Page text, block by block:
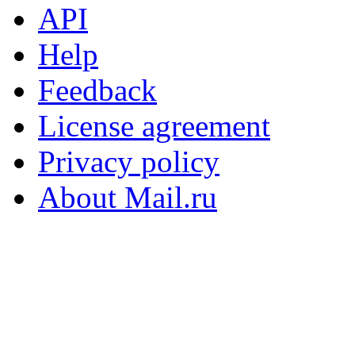
API
Help
Feedback
License agreement
Privacy policy
About Mail.ru